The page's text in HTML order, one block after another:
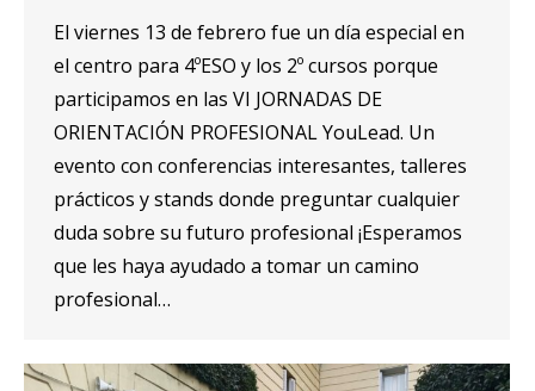
El viernes 13 de febrero fue un día especial en
el centro para 4ºESO y los 2º cursos porque
participamos en las VI JORNADAS DE
ORIENTACIÓN PROFESIONAL YouLead. Un
evento con conferencias interesantes, talleres
prácticos y stands donde preguntar cualquier
duda sobre su futuro profesional ¡Esperamos
que les haya ayudado a tomar un camino
profesional…